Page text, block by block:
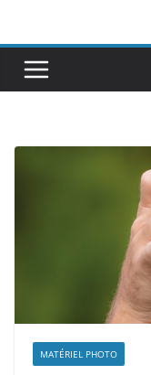
contenu
MATÉRIEL PHOTO